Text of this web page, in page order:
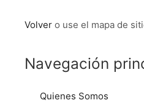
Volver o use el mapa de
Navegación
Quienes Somos